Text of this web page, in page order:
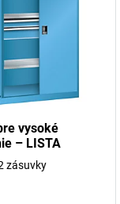
vysoké
– LISTA
zásuvky